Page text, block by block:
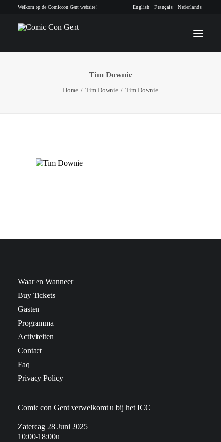
Welkom op de Comiccon Gent website! English Français Nederlands
INFO
Tim Downie
Home Tim Downie Tim Downie
Waar en Wanneer
Buy Tickets
Gasten
Programma
Activiteiten
Contact
Faq
Privacy Policy
Comic con Gent verwelkomt u bij het ICC
Zaterdag 28 Juni 2025
10:00-18:00u